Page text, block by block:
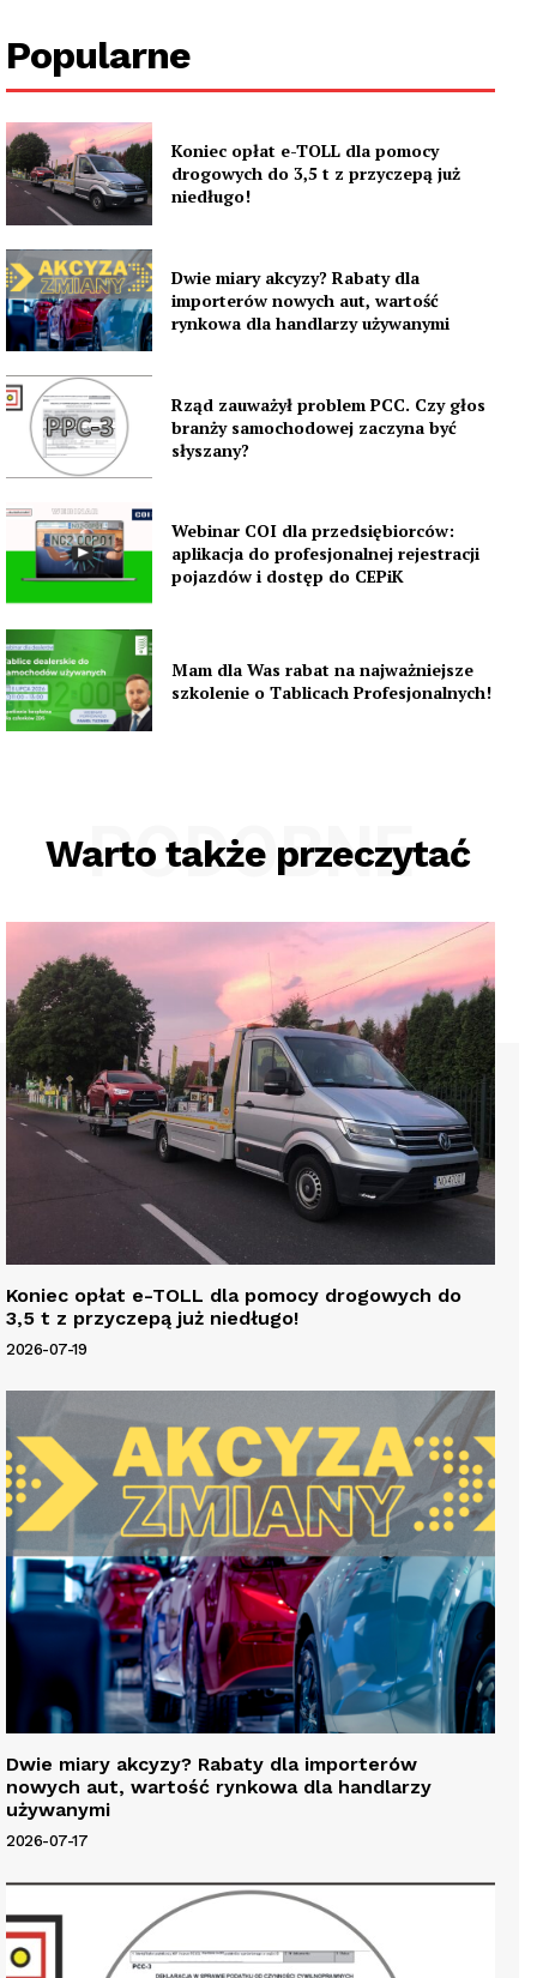
Popularne
Koniec opłat e-TOLL dla pomocy
drogowych do 3,5 t z przyczepą już
niedługo!
Dwie miary akcyzy? Rabaty dla
importerów nowych aut, wartość
rynkowa dla handlarzy używanymi
Rząd zauważył problem PCC. Czy głos
branży samochodowej zaczyna być
słyszany?
Webinar COI dla przedsiębiorców:
aplikacja do profesjonalnej rejestracji
pojazdów i dostęp do CEPiK
Mam dla Was rabat na najważniejsze
szkolenie o Tablicach Profesjonalnych!
Warto także przeczytać
PODOBNE
Koniec opłat e-TOLL dla pomocy drogowych do
3,5 t z przyczepą już niedługo!
2026-07-19
Dwie miary akcyzy? Rabaty dla importerów
nowych aut, wartość rynkowa dla handlarzy
używanymi
2026-07-17